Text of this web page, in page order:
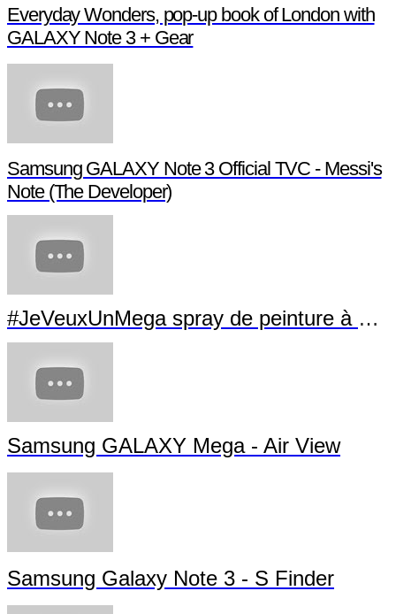
Everyday Wonders, pop-up book of London with
GALAXY Note 3 + Gear
Samsung GALAXY Note 3 Official TVC - Messi's
Note (The Developer)
#JeVeuxUnMega spray de peinture à La Villette
Samsung GALAXY Mega - Air View
Samsung Galaxy Note 3 - S Finder